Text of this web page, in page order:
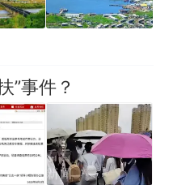
”事件？